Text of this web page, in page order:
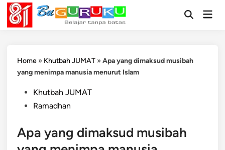
Skip
content
OpenMain
Home » Khutbah JUMAT »Apa yang dimaksud musibah
yang menimpa manusia menurut Islam
PostedKhutbah JUMAT
Ramadhan
Apa yang dimaksud musibah